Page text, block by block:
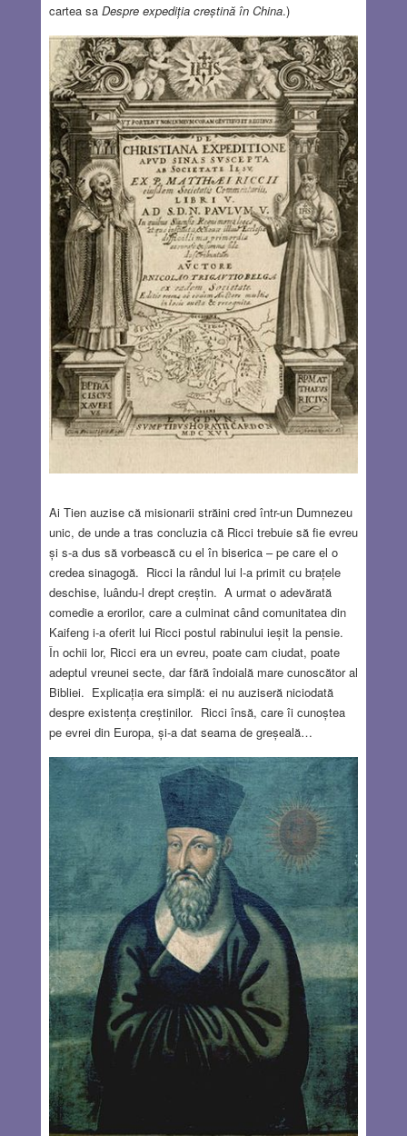
cartea sa Despre expediția creștină în China.)
Ai Tien auzise că misionarii străini cred într-un Dumnezeu
unic, de unde a tras concluzia că Ricci trebuie să fie evreu
și s-a dus să vorbească cu el în biserica – pe care el o
credea sinagogă. Ricci la rândul lui l-a primit cu brațele
deschise, luându-l drept creștin. A urmat o adevărată
comedie a erorilor, care a culminat când comunitatea din
Kaifeng i-a oferit lui Ricci postul rabinului ieșit la pensie.
În ochii lor, Ricci era un evreu, poate cam ciudat, poate
adeptul vreunei secte, dar fără îndoială mare cunoscător al
Bibliei. Explicația era simplă: ei nu auziseră niciodată
despre existența creștinilor. Ricci însă, care îi cunoștea
pe evrei din Europa, și-a dat seama de greșeală…